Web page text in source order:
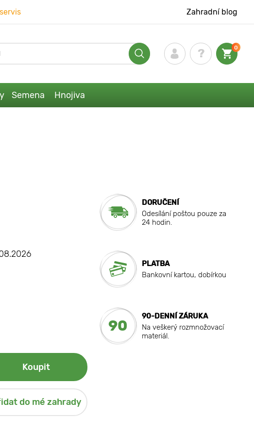
Zahradní blog
0
Semena Hnojiva
Koupit
do mé zahrady
DORUČENÍ
Odesílání poštou pouze za
24 hodin.
PLATBA
Bankovní kartou, dobírkou
90
90-DENNÍ ZÁRUKA
Na veškerý rozmnožovací
materiál.